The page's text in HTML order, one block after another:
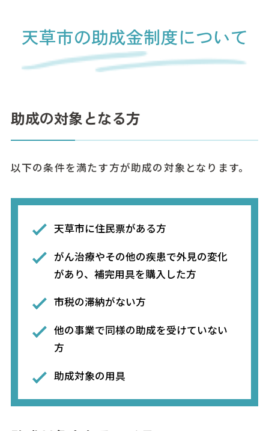
天草市の助成金制度について
助成の対象となる方
以下の条件を満たす方が助成の対象となります。
天草市に住民票がある方
がん治療やその他の疾患で外見の変化
があり、補完用具を購入した方
市税の滞納がない方
他の事業で同様の助成を受けていない
方
助成対象の用具